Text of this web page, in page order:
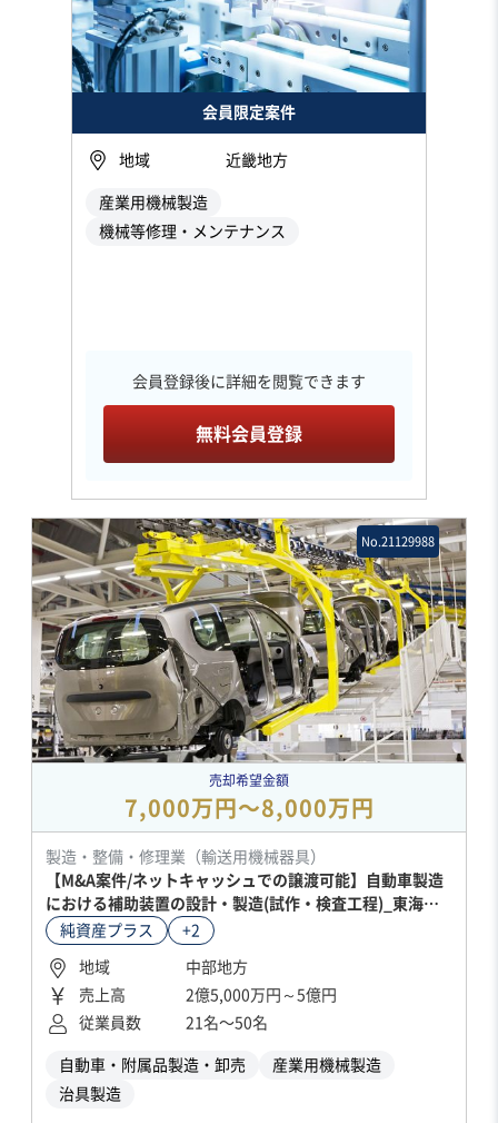
会員限定案件
地域 近畿地方
産業用機械製造
機械等修理・メンテナンス
会員登録後に詳細を閲覧できます
無料会員登録
No.21129988
売却希望金額
7,000万円〜8,000万円
製造・整備・修理業（輸送用機械器具）
【M&A案件/ネットキャッシュでの譲渡可能】自動車製造
における補助装置の設計・製造(試作・検査工程)_東海地
方純資産プラス +2
地域
中部地方
売上高
2億5,000万円～5億円
従業員数
21名〜50名
自動車・附属品製造・卸売
産業用機械製造
治具製造